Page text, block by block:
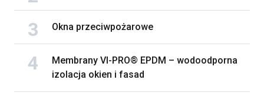
Okna przeciwpożarowe
Membrany VI-PRO® EPDM – wodoodporna
izolacja okien i fasad